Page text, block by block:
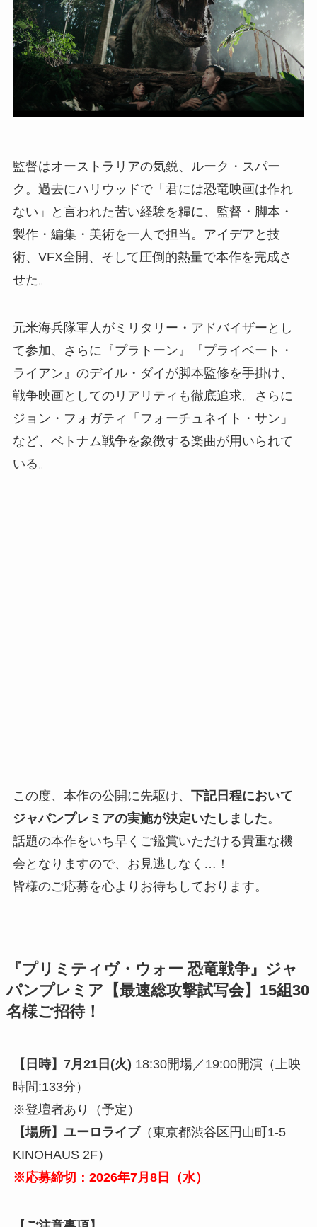
監督はオーストラリアの気鋭、ルーク・スパー
ク。過去にハリウッドで「君には恐竜映画は作れ
ない」と言われた苦い経験を糧に、監督・脚本・
製作・編集・美術を一人で担当。アイデアと技
術、VFX全開、そして圧倒的熱量で本作を完成さ
せた。
元米海兵隊軍人がミリタリー・アドバイザーとし
て参加、さらに『プラトーン』『プライベート・
ライアン』のデイル・ダイが脚本監修を手掛け、
戦争映画としてのリアリティも徹底追求。さらに
ジョン・フォガティ「フォーチュネイト・サン」
など、ベトナム戦争を象徴する楽曲が用いられて
いる。
この度、本作の公開に先駆け、 下記日程において
ジャパンプレミアの実施が決定いたしました。
話題の本作をいち早くご鑑賞いただける貴重な機
会となりますので、お見逃しなく…！
皆様のご応募を心よりお待ちしております。
『プリミティヴ・ウォー 恐竜戦争』ジャ
パンプレミア【最速総攻撃試写会】15組30
名様ご招待！
【日時】7月21日(火) 18:30開場／19:00開演（上映
時間:133分）
※登壇者あり（予定）
【場所】ユーロライブ（東京都渋谷区円山町1-5
KINOHAUS 2F）
※応募締切：2026年7月8日（水）